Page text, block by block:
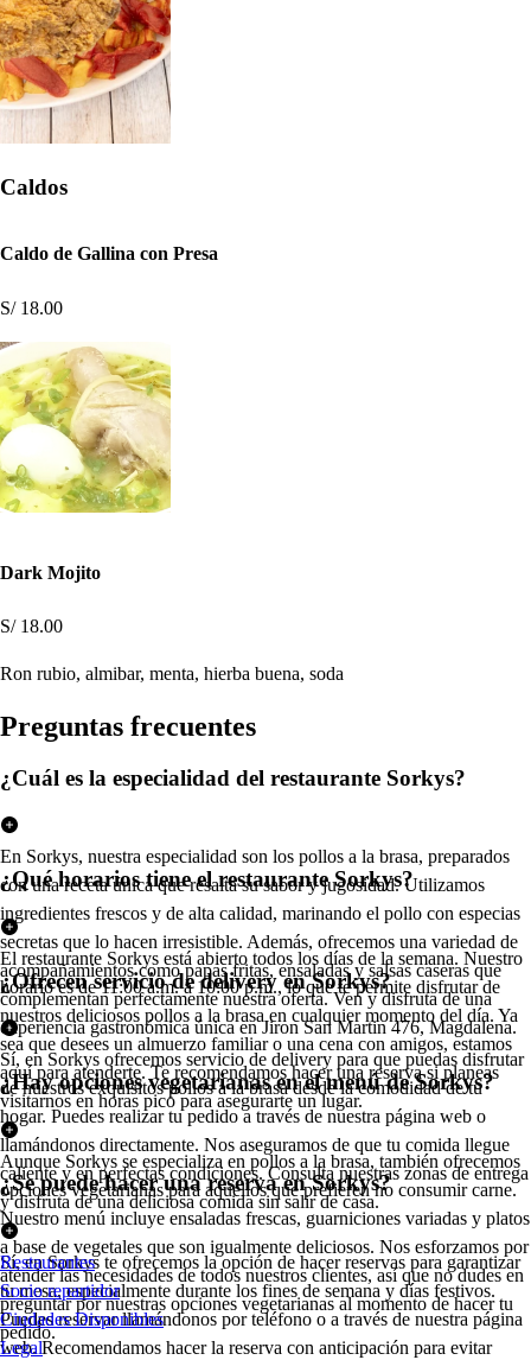
Caldos
Caldo de Gallina con Presa
S/ 18.00
Dark Mojito
S/ 18.00
Ron rubio, almibar, menta, hierba buena, soda
Preguntas frecuentes
¿Cuál es la especialidad del restaurante Sorkys?
En Sorkys, nuestra especialidad son los pollos a la brasa, preparados
con una receta única que resalta su sabor y jugosidad. Utilizamos
ingredientes frescos y de alta calidad, marinando el pollo con especias
secretas que lo hacen irresistible. Además, ofrecemos una variedad de
acompañamientos como papas fritas, ensaladas y salsas caseras que
complementan perfectamente nuestra oferta. Ven y disfruta de una
experiencia gastronómica única en Jiron San Martin 476, Magdalena.
¿Qué horarios tiene el restaurante Sorkys?
El restaurante Sorkys está abierto todos los días de la semana. Nuestro
horario es de 11:00 a.m. a 10:00 p.m., lo que te permite disfrutar de
nuestros deliciosos pollos a la brasa en cualquier momento del día. Ya
sea que desees un almuerzo familiar o una cena con amigos, estamos
aquí para atenderte. Te recomendamos hacer una reserva si planeas
visitarnos en horas pico para asegurarte un lugar.
¿Ofrecen servicio de delivery en Sorkys?
Sí, en Sorkys ofrecemos servicio de delivery para que puedas disfrutar
de nuestros exquisitos pollos a la brasa desde la comodidad de tu
hogar. Puedes realizar tu pedido a través de nuestra página web o
llamándonos directamente. Nos aseguramos de que tu comida llegue
caliente y en perfectas condiciones. Consulta nuestras zonas de entrega
y disfruta de una deliciosa comida sin salir de casa.
¿Hay opciones vegetarianas en el menú de Sorkys?
Aunque Sorkys se especializa en pollos a la brasa, también ofrecemos
opciones vegetarianas para aquellos que prefieren no consumir carne.
Nuestro menú incluye ensaladas frescas, guarniciones variadas y platos
a base de vegetales que son igualmente deliciosos. Nos esforzamos por
atender las necesidades de todos nuestros clientes, así que no dudes en
preguntar por nuestras opciones vegetarianas al momento de hacer tu
pedido.
¿Se puede hacer una reserva en Sorkys?
Sí, en Sorkys te ofrecemos la opción de hacer reservas para garantizar
tu mesa, especialmente durante los fines de semana y días festivos.
Puedes reservar llamándonos por teléfono o a través de nuestra página
web. Recomendamos hacer la reserva con anticipación para evitar
Restaurantes
Socio repartidor
Ciudades Disponibles
Legal